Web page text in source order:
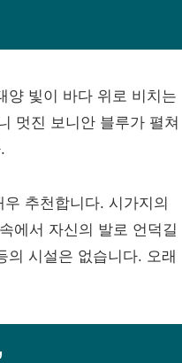
양 빛이 바다 위로 비치는
멋진 보니안 블루가 펼쳐
추천합니다. 시가지의
에서 자신의 발로 언덕길
의 시설은 없습니다. 오래